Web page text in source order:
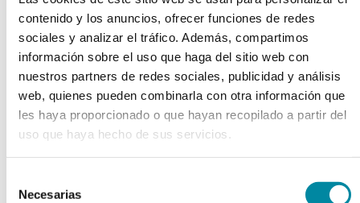
contenido y los anuncios, ofrecer funciones de redes
sociales y analizar el tráfico. Además, compartimos
información sobre el uso que haga del sitio web con
nuestros partners de redes sociales, publicidad y análisis
web, quienes pueden combinarla con otra información que
les haya proporcionado o que hayan recopilado a partir del
uso que haya hecho de sus servicios.
Necesarias
chevron_left chevron_right